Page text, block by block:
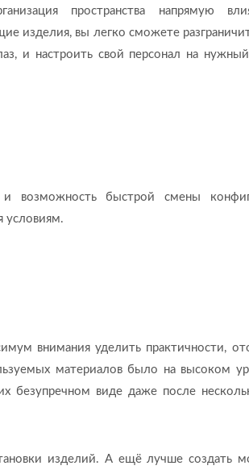
пространства напрямую
изделия, вы легко сможете
и настроить свой персонал на
и возможность быстрой смены
условиям.
внимания уделить практичности,
материалов было на высоком
безупречном виде даже после
изделий. А ещё лучше создать